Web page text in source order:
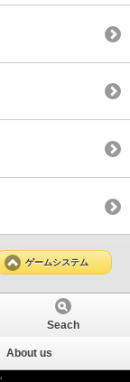
ゲームシステム
Seach
About us